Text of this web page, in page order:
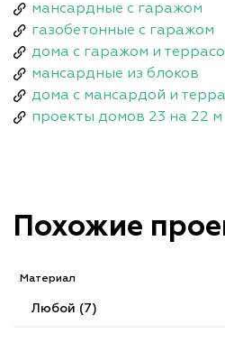
мансардные с гаражом
газобетонные с гаражом
дома с гаражом и
мансардные из блоков
дома с мансардой и
проекты домов 23 на 22 м
Похожие
Материал
Любой (7)